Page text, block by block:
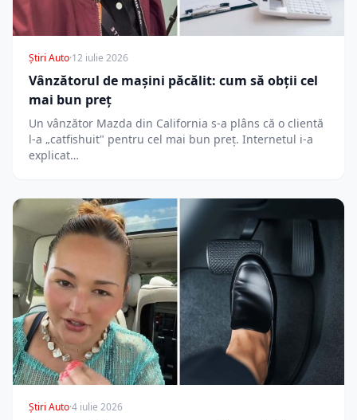
Știri Auto·12 iulie 2026
Vânzătorul de mașini păcălit: cum să obții cel
mai bun preț
Un vânzător Mazda din California s-a plâns că o clientă
l-a „catfishuit" pentru cel mai bun preț. Internetul i-a
explicat…
Știri Auto·4 iulie 2026